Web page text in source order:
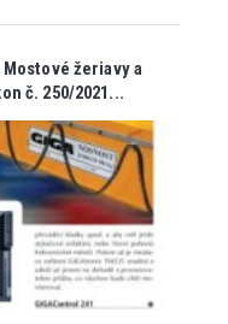
žeriavy a
č. 250/2021...